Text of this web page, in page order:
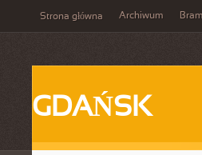
Strona główna Archiwum
GDAŃSK